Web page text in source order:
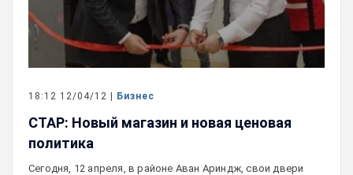
18:12 12/04/12 | Бизнес
СТАР: Новый магазин и новая ценовая
политика
Сегодня, 12 апреля, в районе Аван Ариндж, свои двери